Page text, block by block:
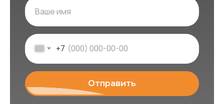
+7
Отправить